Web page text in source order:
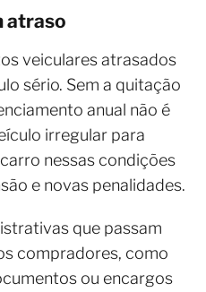
atraso
veiculares atrasados
sério. Sem a quitação
anual não é
irregular para
nessas condições
e novas penalidades.
que passam
compradores, como
ou encargos